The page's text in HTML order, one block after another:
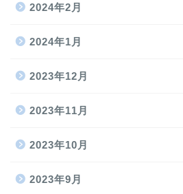
2024年2月
2024年1月
2023年12月
2023年11月
2023年10月
2023年9月